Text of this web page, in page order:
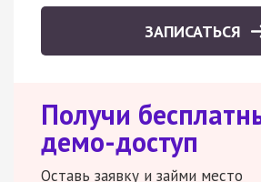
ЗАПИСАТЬСЯ
Получи
демо-доступ
Оставь заявку и займи место